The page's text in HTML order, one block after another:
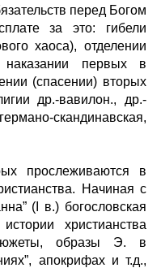
перед Богом
за это: гибели
хаоса), отделении
наказании первых в
(спасении) вторых
др.-вавилон., др.-
скандинавская,
прослеживаются в
Начиная с
(I в.) богословская
христианства
образы Э. в
апокрифах и т.д.,